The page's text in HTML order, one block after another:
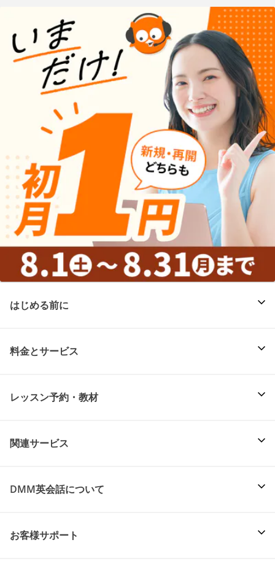
はじめる前に
料金とサービス
レッスン予約・教材
関連サービス
DMM英会話について
お客様サポート